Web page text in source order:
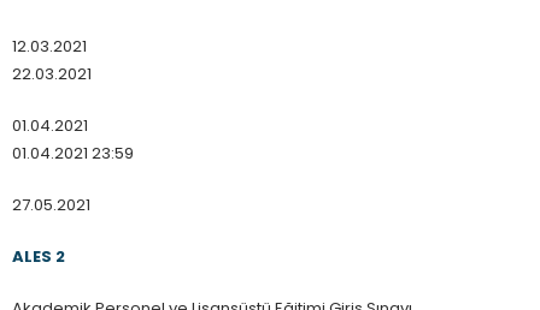
12.03.2021
22.03.2021
01.04.2021
01.04.2021 23:59
27.05.2021
ALES 2